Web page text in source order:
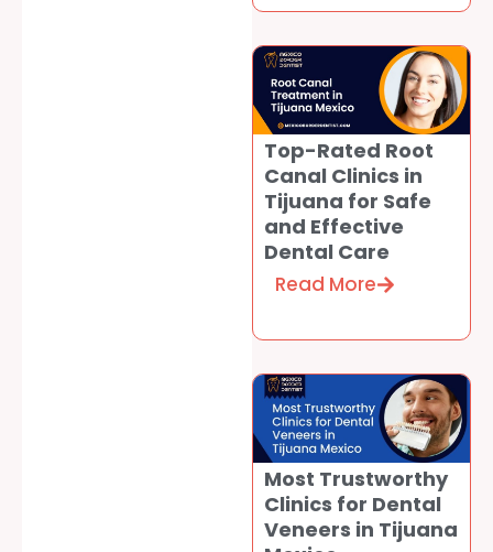
Top-Rated Root
Canal Clinics in
Tijuana for Safe
and Effective
Dental Care
Read More
Most Trustworthy
Clinics for Dental
Veneers in Tijuana